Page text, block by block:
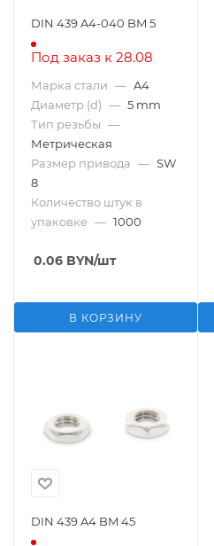
DIN 439 A4-040 BM 5
Под заказ к 28.08
Марка стали — A4
Диаметр (d) — 5 mm
Тип резьбы —
Метрическая
Размер привода — SW
8
Количество штук в
упаковке — 1000
0.06 BYN/шт
В КОРЗИНУ
DIN 439 A4 BM 45